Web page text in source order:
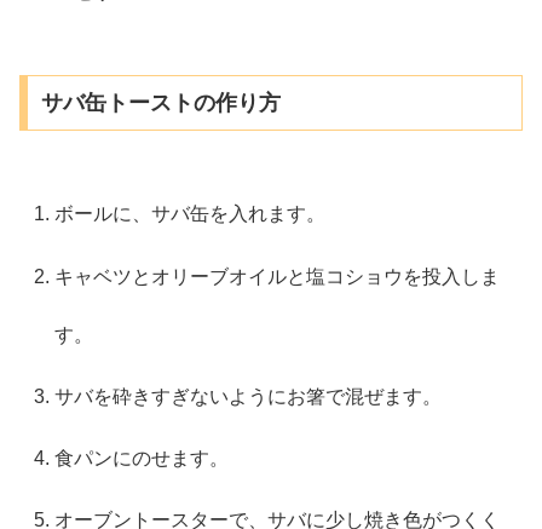
サバ缶トーストの作り方
ボールに、サバ缶を入れます。
キャベツとオリーブオイルと塩コショウを投入しま
す。
サバを砕きすぎないようにお箸で混ぜます。
食パンにのせます。
オーブントースターで、サバに少し焼き色がつくく